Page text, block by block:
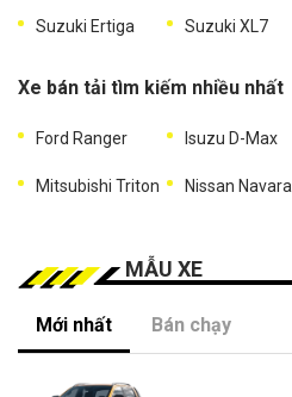
Suzuki Ertiga Suzuki XL7
Xe bán tải tìm kiếm nhiều nhất
Ford Ranger Isuzu D-Max
Mitsubishi Triton Nissan Navara
MẪU XE
Mới nhất Bán chạy